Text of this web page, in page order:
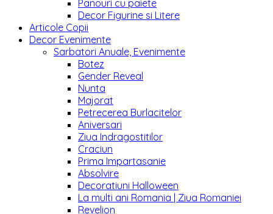
Panouri cu paiete
Decor Figurine si Litere
Articole Copii
Decor Evenimente
Sarbatori Anuale, Evenimente
Botez
Gender Reveal
Nunta
Majorat
Petrecerea Burlacitelor
Aniversari
Ziua Indragostitilor
Craciun
Prima Impartasanie
Absolvire
Decoratiuni Halloween
La multi ani Romania | Ziua Romaniei
Revelion